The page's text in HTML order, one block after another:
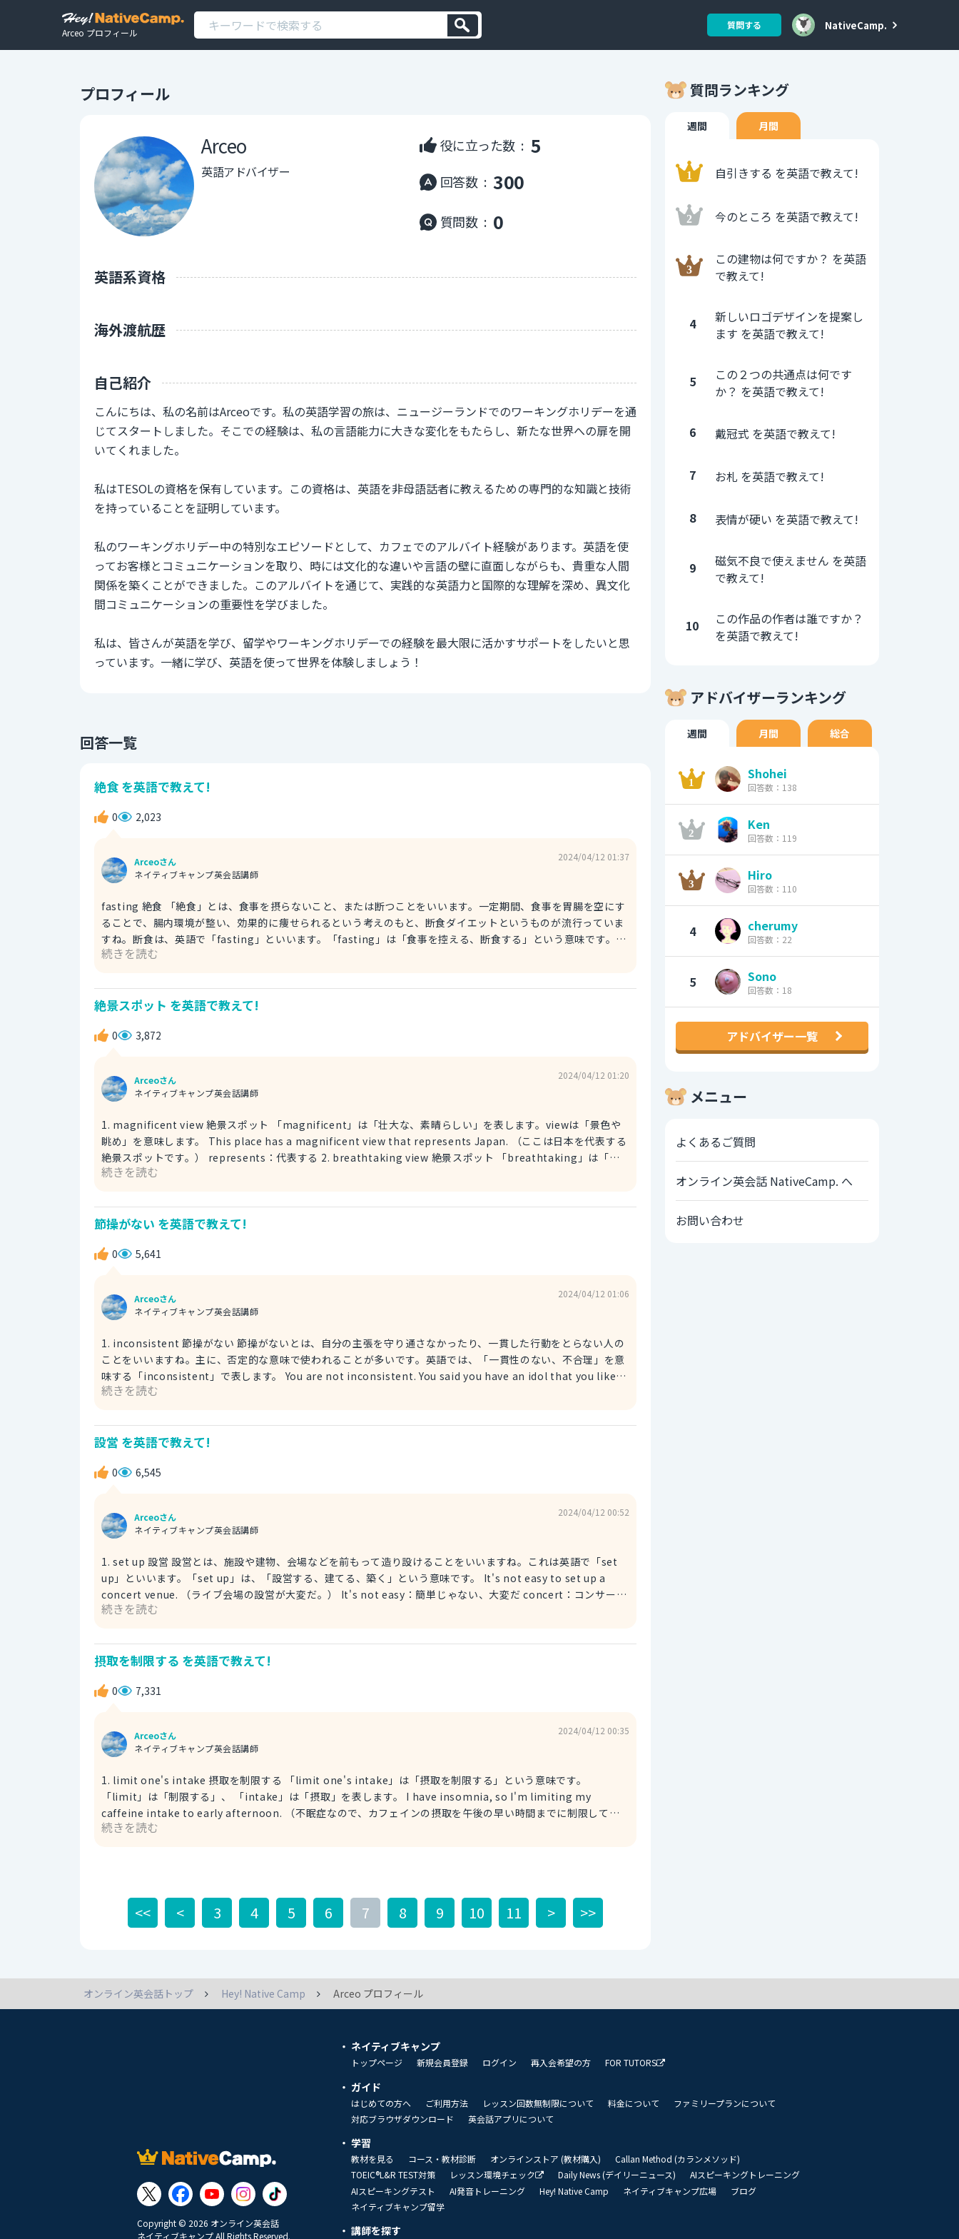
Arceo プロフィール
質問する NativeCamp.
プロフィール
Arceo
英語アドバイザー
役に立った数 : 5
回答数 : 300
質問数 : 0
英語系資格
海外渡航歴
自己紹介
こんにちは、私の名前はArceoです。私の英語学習の旅は、ニュージーランドでのワーキングホリデーを通
じてスタートしました。そこでの経験は、私の言語能力に大きな変化をもたらし、新たな世界への扉を開
いてくれました。
私はTESOLの資格を保有しています。この資格は、英語を非母語話者に教えるための専門的な知識と技術
を持っていることを証明しています。
私のワーキングホリデー中の特別なエピソードとして、カフェでのアルバイト経験があります。英語を使
ってお客様とコミュニケーションを取り、時には文化的な違いや言語の壁に直面しながらも、貴重な人間
関係を築くことができました。このアルバイトを通じて、実践的な英語力と国際的な理解を深め、異文化
間コミュニケーションの重要性を学びました。
私は、皆さんが英語を学び、留学やワーキングホリデーでの経験を最大限に活かすサポートをしたいと思
っています。一緒に学び、英語を使って世界を体験しましょう！
回答一覧
絶食 を英語で教えて!
0 2,023
Arceoさん
ネイティブキャンプ英会話講師
2024/04/12 01:37
fasting 絶食 「絶食」とは、食事を摂らないこと、または断つことをいいます。一定期間、食事を胃腸を空にす
ることで、腸内環境が整い、効果的に痩せられるという考えのもと、断食ダイエットというものが流行っていま
すね。断食は、英語で「fasting」といいます。「fasting」は「食事を控える、断食する」という意味です。
I'm on a 16 hour fasting diet. （16時間絶食ダイエットをやってる。） ※fasting diet：断食ダイエット
られるの？） ※lose weight：痩せる What are the downsides of fasting? （断食のマイナス面は、何です
続きを読む
絶景スポット を英語で教えて!
0 3,872
Arceoさん
ネイティブキャンプ英会話講師
2024/04/12 01:20
1. magnificent view 絶景スポット 「magnificent」は「壮大な、素晴らしい」を表します。viewは「景色や
眺め」を意味します。 This place has a magnificent view that represents Japan. （ここは日本を代表する
絶景スポットです。） represents：代表する 2. breathtaking view 絶景スポット 「breathtaking」は「息
をのむような、驚くほどの」という意味です。「息をのむような景色」は、まさに「絶景」を表していますね。
れば幸いです。
続きを読む
節操がない を英語で教えて!
0 5,641
Arceoさん
ネイティブキャンプ英会話講師
2024/04/12 01:06
1. inconsistent 節操がない 節操がないとは、自分の主張を守り通さなかったり、一貫した行動をとらない人の
ことをいいますね。主に、否定的な意味で使われることが多いです。英語では、「一貫性のない、不合理」を意
味する「inconsistent」で表します。 You are not inconsistent. You said you have an idol that you like,
but you go to other idols' concerts. （節操がないなあ。好きなアイドルがいると言っていたのに、他のアイ
「principles」も同様に「節操や原則」を表します。「no principles」で「節操がない」という意味になりま
す。 She seems to have no principles at all, and is only interested in good looking guys. （彼女は全く
い ご参考になれば幸いです。
続きを読む
設営 を英語で教えて!
0 6,545
Arceoさん
ネイティブキャンプ英会話講師
2024/04/12 00:52
1. set up 設営 設営とは、施設や建物、会場などを前もって造り設けることをいいますね。これは英語で「set
up」といいます。「set up」は、「設営する、建てる、築く」という意味です。 It's not easy to set up a
concert venue. （ライブ会場の設営が大変だ。） It's not easy：簡単じゃない、大変だ concert：コンサー
ト、ライブ venue：会場 2. pitch 設営 「pitch」も同様に「設営する」という意味を持ちます。 Is pitching a
続きを読む
摂取を制限する を英語で教えて!
0 7,331
Arceoさん
ネイティブキャンプ英会話講師
2024/04/12 00:35
1. limit one's intake 摂取を制限する 「limit one's intake」は「摂取を制限する」という意味です。
「limit」は「制限する」、 「intake」は「摂取」を表します。 I have insomnia, so I'm limiting my
caffeine intake to early afternoon. （不眠症なので、カフェインの摂取を午後の早い時間までに制限してい
ます。） insomnia：不眠症 caffeine：カフェイン early afternoon：午後の早い時間 2. limit one's
ゃ。） difficulty falling asleep and staying asleep＝入眠困難で眠りが浅い＝不眠症 2cups a day＝１日２杯
ご参考になれば幸いです。
続きを読む
<< < 3 4 5 6 7 8 9 10 11 > >>
質問ランキング
週間 月間
自引きする を英語で教えて!
今のところ を英語で教えて!
この建物は何ですか？ を英語
で教えて!
4
新しいロゴデザインを提案し
ます を英語で教えて!
5
この２つの共通点は何です
か？ を英語で教えて!
6 戴冠式 を英語で教えて!
7 お札 を英語で教えて!
8 表情が硬い を英語で教えて!
9
磁気不良で使えません を英語
で教えて!
10
この作品の作者は誰ですか？
を英語で教えて!
アドバイザーランキング
週間 月間 総合
Shohei
回答数：138
Ken
回答数：119
Hiro
回答数：110
4 cherumy
回答数：22
5 Sono
回答数：18
アドバイザー一覧
メニュー
よくあるご質問
オンライン英会話 NativeCamp. へ
お問い合わせ
オンライン英会話トップ Hey! Native Camp Arceo プロフィール
Copyright © 2026 オンライン英会話
ネイティブキャンプ All Rights Reserved.
ネイティブキャンプ
トップページ 新規会員登録 ログイン 再入会希望の方 FOR TUTORS
ガイド
はじめての方へ ご利用方法 レッスン回数無制限について 料金について
ファミリープランについて
対応ブラウザダウンロード
英会話アプリについて
学習
教材を見る コース・教材診断 オンラインストア (教材購入)
Callan Method (カランメソッド)
TOEIC®L&R TEST対策
レッスン環境チェック Daily News (デイリーニュース)
AIスピーキングトレーニング
AIスピーキングテスト
AI発音トレーニング Hey! Native Camp ネイティブキャンプ広場
ブログ
ネイティブキャンプ留学
講師を探す